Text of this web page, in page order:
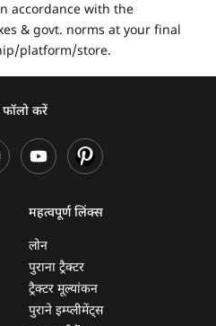
accordance with the
& govt. norms at your final
platform/store.
करें
महत्वपूर्ण लिंक्स
लोन
पुराना ट्रैक्टर
ट्रैक्टर मूल्यांकन
पुराने इम्प्लीमेंट्स